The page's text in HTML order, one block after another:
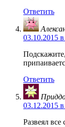
Ответить
03.10.2015
Ответить
03.12.2015
Развеял